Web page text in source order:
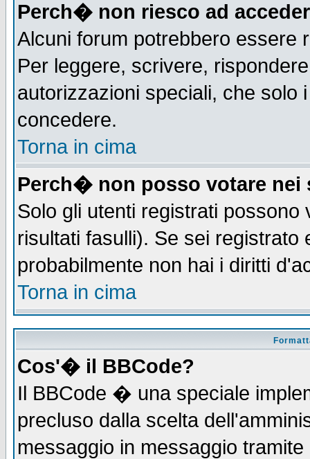
Perch� non riesco ad
Alcuni forum potrebbero essere
Per leggere, scrivere,
autorizzazioni speciali, che solo
concedere.
Torna in cima
Perch� non posso votare nei
Solo gli utenti registrati
risultati fasulli). Se sei
probabilmente non hai i diritti
Torna in cima
Cos'� il BBCode?
Il BBCode � una speciale
precluso dalla scelta
messaggio in messaggio